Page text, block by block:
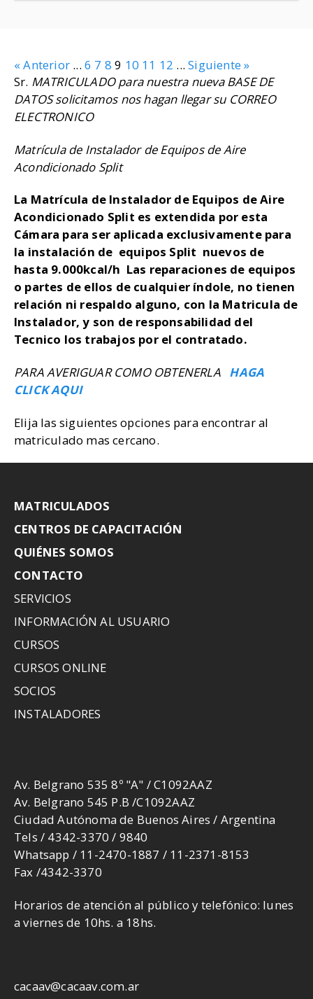
« Anterior ... 6 7 8 9 10 11 12 ... Siguiente »
Sr. MATRICULADO para nuestra nueva BASE DE
DATOS solicitamos nos hagan llegar su CORREO
ELECTRONICO
Matrícula de Instalador de Equipos de Aire
Acondicionado Split
La Matrícula de Instalador de Equipos de Aire
Acondicionado Split es extendida por esta
Cámara para ser aplicada exclusivamente para
la instalación de equipos Split nuevos de
hasta 9.000kcal/h Las reparaciones de equipos
o partes de ellos de cualquier índole, no tienen
relación ni respaldo alguno, con la Matricula de
Instalador, y son de responsabilidad del
Tecnico los trabajos por el contratado.
PARA AVERIGUAR COMO OBTENERLA HAGA
CLICK AQUI
Elija las siguientes opciones para encontrar al
matriculado mas cercano.
MATRICULADOS
CENTROS DE CAPACITACIÓN
QUIÉNES SOMOS
CONTACTO
SERVICIOS
INFORMACIÓN AL USUARIO
CURSOS
CURSOS ONLINE
SOCIOS
INSTALADORES
Av. Belgrano 535 8º "A" / C1092AAZ
Av. Belgrano 545 P.B /C1092AAZ
Ciudad Autónoma de Buenos Aires / Argentina
Tels / 4342-3370 / 9840
Whatsapp / 11-2470-1887 / 11-2371-8153
Fax /4342-3370
Horarios de atención al público y telefónico: lunes
a viernes de 10hs. a 18hs.
cacaav@cacaav.com.ar